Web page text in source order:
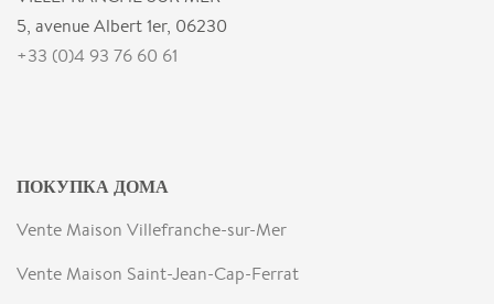
5, avenue Albert 1er, 06230
+33 (0)4 93 76 60 61
ПОКУПКА ДОМА
Vente Maison Villefranche-sur-Mer
Vente Maison Saint-Jean-Cap-Ferrat